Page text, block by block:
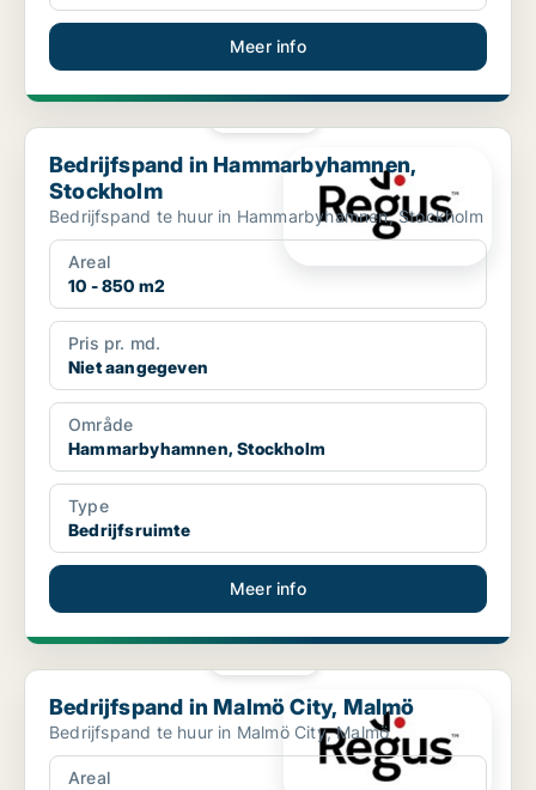
Meer info
Bedrijfspand in Hammarbyhamnen, Stockholm
Bedrijfspand in Hammarbyhamnen,
Stockholm
Bedrijfspand te huur in Hammarbyhamnen, Stockholm
Areal
10 - 850 m2
Pris pr. md.
Niet aangegeven
Område
Hammarbyhamnen, Stockholm
Type
Bedrijfsruimte
Meer info
Bedrijfspand in Malmö City, Malmö
Bedrijfspand in Malmö City, Malmö
Bedrijfspand te huur in Malmö City, Malmö
Areal